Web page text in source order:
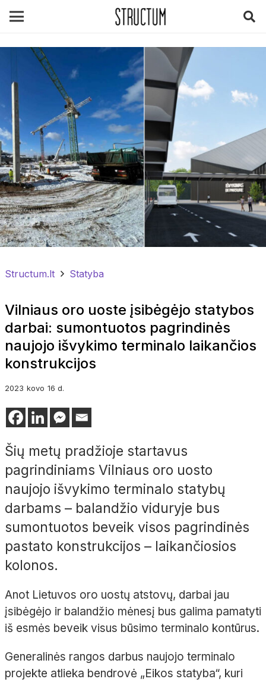
Structum.lt Statyba
Vilniaus oro uoste įsibėgėjo statybos
darbai: sumontuotos pagrindinės
naujojo išvykimo terminalo laikančios
konstrukcijos
2023 kovo 16 d.
Šių metų pradžioje startavus
pagrindiniams Vilniaus oro uosto
naujojo išvykimo terminalo statybų
darbams – balandžio viduryje bus
sumontuotos beveik visos pagrindinės
pastato konstrukcijos – laikančiosios
kolonos.
Anot Lietuvos oro uostų atstovų, darbai jau
įsibėgėjo ir balandžio mėnesį bus galima pamatyti
iš esmės beveik visus būsimo terminalo kontūrus.
Generalinės rangos darbus naujojo terminalo
projekte atlieka bendrovė „Eikos statyba“, kuri